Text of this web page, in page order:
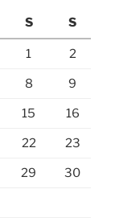
S S
1 2
8 9
15 16
22 23
29 30